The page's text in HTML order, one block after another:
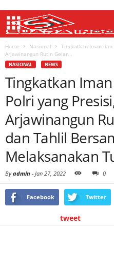
Home Nasional
Tingkatkan Iman dan
Arjawinangun Rutin Gelar...
NASIONAL NEWS
Tingkatkan
Polri yang
Arjawinangun
dan Tahlil
Melaksanakan
Byadmin - Jan 27, 2022 0
Facebook Twitter
tweet